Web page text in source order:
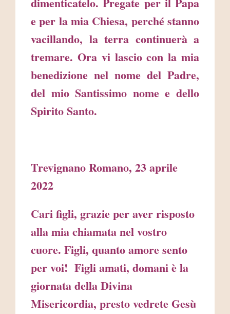
e per la mia Chiesa, perché stanno
vacillando, la terra continuerà a
tremare. Ora vi lascio con la mia
benedizione nel nome del Padre,
del mio Santissimo nome e dello
Spirito Santo.
Trevignano Romano, 23 aprile
2022
Cari figli, grazie per aver risposto
alla mia chiamata nel vostro
cuore. Figli, quanto amore sento
per voi! Figli amati, domani è la
giornata della Divina
Misericordia, presto vedrete Gesù